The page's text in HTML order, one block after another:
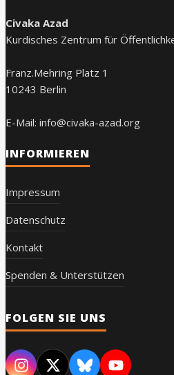
Civaka Azad
Kurdisches Zentrum für
Franz.Mehring Platz 1
10243 Berlin
E-Mail: info@civaka-azad.org
INFORMIEREN
Impressum
Datenschutz
Kontakt
Spenden & Unterstützen
FOLGEN SIE UNS